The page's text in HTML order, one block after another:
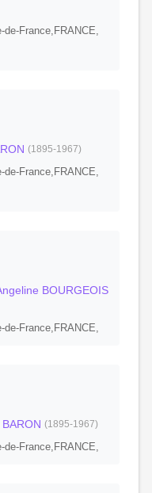
de-France,FRANCE,
(1895-1967)
de-France,FRANCE,
BOURGEOIS
de-France,FRANCE,
(1895-1967)
de-France,FRANCE,